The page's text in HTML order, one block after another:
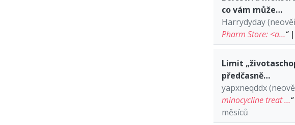
co vám může…
Harrydyday
Pharm Store: <a…“|
Limit
předčasně…
yapxneqddx
minocycline treat …“
měsíců